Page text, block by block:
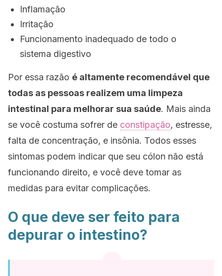
Inflamação
Irritação
Funcionamento inadequado de todo o
sistema digestivo
Por essa razão é altamente recomendável que
todas as pessoas realizem uma limpeza
intestinal para melhorar sua saúde. Mais ainda
se você costuma sofrer de constipação, estresse,
falta de concentração, e insônia. Todos esses
sintomas podem indicar que seu cólon não está
funcionando direito, e você deve tomar as
medidas para evitar complicações.
O que deve ser feito para
depurar o intestino?